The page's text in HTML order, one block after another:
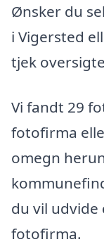
Ønsker du
i Vigersted
tjek
Vi fandt 29
fotofirma
omegn
du vil
fotofirma.